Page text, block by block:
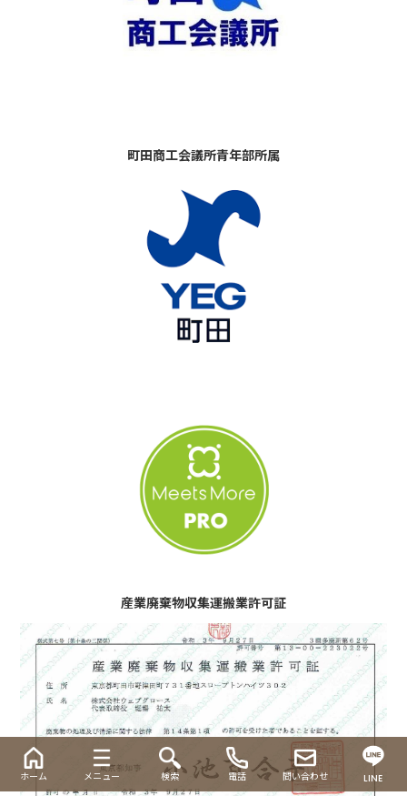
町田商工会議所青年部所属
産業廃棄物収集運搬業許可証
ホーム メニュー 検索 電話 問い合わせ LINE